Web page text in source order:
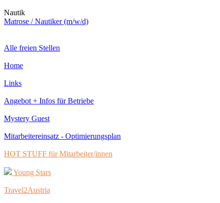
Nautik
Matrose / Nautiker (m/w/d)
Alle freien Stellen
Home
Links
Angebot + Infos für Betriebe
Mystery Guest
Mitarbeitereinsatz - Optimierungsplan
HOT STUFF für Mitarbeiter/innen
Young Stars
Travel2Austria